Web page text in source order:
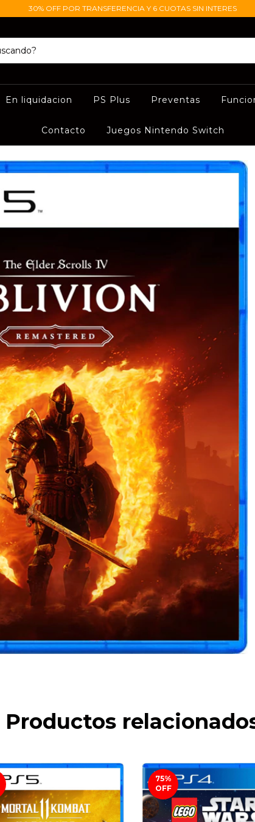
30% OFF POR TRANSFERENCIA Y 6 CUOTAS SIN INTERES
En liquidacion PS Plus Preventas
Contacto Juegos Nintendo Switch
Productos
75%
OFF